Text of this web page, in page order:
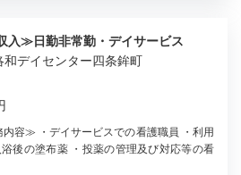
入≫日勤非常勤・デイサービス
デイセンター四条鉾町
≫ ・デイサービスでの看護職員 ・利用
後の塗布薬 ・投薬の管理及び対応等の看